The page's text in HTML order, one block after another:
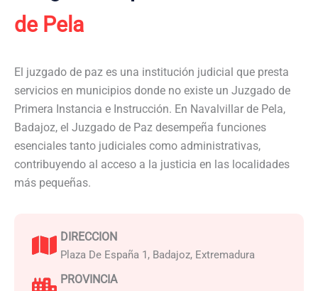
de Pela
El juzgado de paz es una institución judicial que presta
servicios en municipios donde no existe un Juzgado de
Primera Instancia e Instrucción. En Navalvillar de Pela,
Badajoz, el Juzgado de Paz desempeña funciones
esenciales tanto judiciales como administrativas,
contribuyendo al acceso a la justicia en las localidades
más pequeñas.
DIRECCION
Plaza De España 1, Badajoz, Extremadura
PROVINCIA